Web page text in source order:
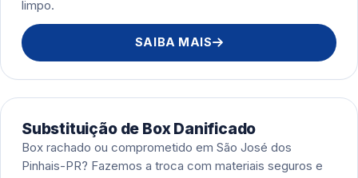
limpo.
SAIBA MAIS
Substituição de Box Danificado
Box rachado ou comprometido em São José dos
Pinhais-PR? Fazemos a troca com materiais seguros e